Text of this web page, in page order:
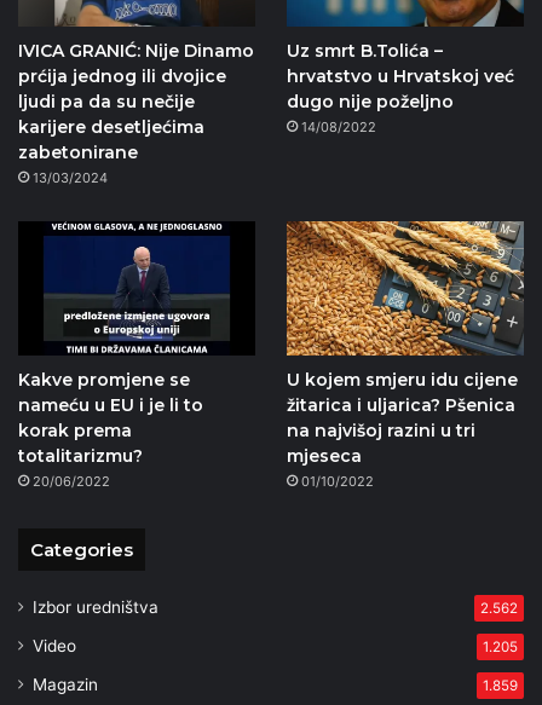
IVICA GRANIĆ: Nije Dinamo
prćija jednog ili dvojice
ljudi pa da su nečije
karijere desetljećima
zabetonirane
13/03/2024
Uz smrt B.Tolića –
hrvatstvo u Hrvatskoj već
dugo nije poželjno
14/08/2022
Kakve promjene se
nameću u EU i je li to
korak prema
totalitarizmu?
20/06/2022
U kojem smjeru idu cijene
žitarica i uljarica? Pšenica
na najvišoj razini u tri
mjeseca
01/10/2022
Categories
Izbor uredništva 2.562
Video 1.205
Magazin 1.859